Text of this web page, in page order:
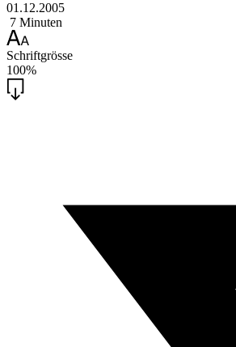
01.12.2005
7 Minuten
Schriftgrösse
100%